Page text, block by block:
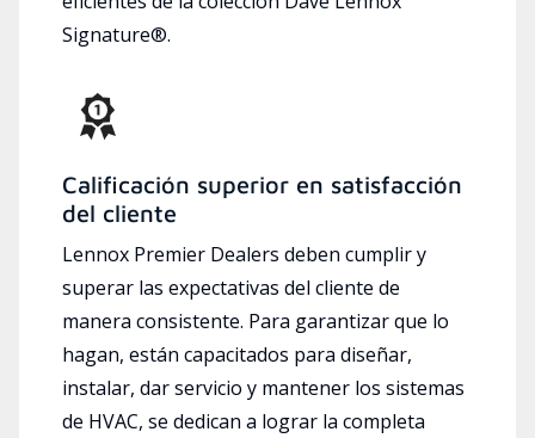
Signature®.
Calificación superior en satisfacción
del cliente
Lennox Premier Dealers deben cumplir y
superar las expectativas del cliente de
manera consistente. Para garantizar que lo
hagan, están capacitados para diseñar,
instalar, dar servicio y mantener los sistemas
de HVAC, se dedican a lograr la completa